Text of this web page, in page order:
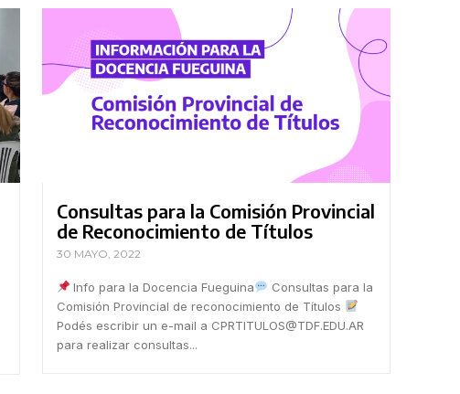
Consultas para la Comisión Provincial
de Reconocimiento de Títulos
30 MAYO, 2022
Info para la Docencia Fueguina
Consultas para la
Comisión Provincial de reconocimiento de Títulos
Podés escribir un e-mail a CPRTITULOS@TDF.EDU.AR
para realizar consultas...